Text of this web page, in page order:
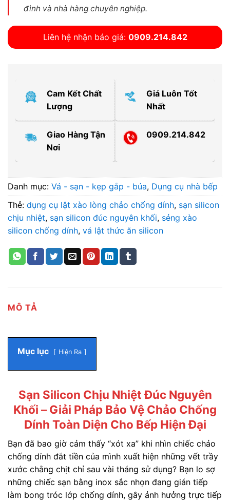
đình và nhà hàng chuyên nghiệp.
Liên hệ nhận báo giá: 0909.214.842
Cam Kết Chất
Lượng
Giá Luôn Tốt
Nhất
Giao Hàng Tận
Nơi
0909.214.842
Danh mục: Vá - sạn - kẹp gắp - búa, Dụng cụ nhà bếp
Thẻ: dụng cụ lật xào lòng chảo chống dính, sạn silicon
chịu nhiệt, sạn silicon đúc nguyên khối, sẻng xào
silicon chống dính, vá lật thức ăn silicon
MÔ TẢ
Mục lục Hiện Ra
Sạn Silicon Chịu Nhiệt Đúc Nguyên
Khối – Giải Pháp Bảo Vệ Chảo Chống
Dính Toàn Diện Cho Bếp Hiện Đại
Bạn đã bao giờ cảm thấy “xót xa” khi nhìn chiếc chảo
chống dính đắt tiền của mình xuất hiện những vết trầy
xước chằng chịt chỉ sau vài tháng sử dụng? Bạn lo sợ
những chiếc sạn bằng inox sắc nhọn đang gián tiếp
làm bong tróc lớp chống dính, gây ảnh hưởng trực tiếp